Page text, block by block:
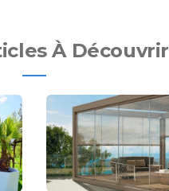
À Découvrir